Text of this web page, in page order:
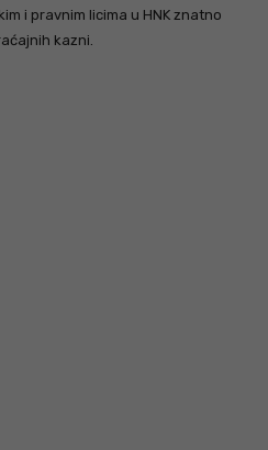
i pravnim licima u HNK znatno
kazni.